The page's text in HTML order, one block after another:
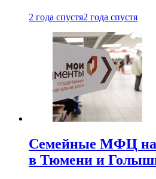
2 года спустя2 года спустя
Семейные МФЦ
в Тюмени и